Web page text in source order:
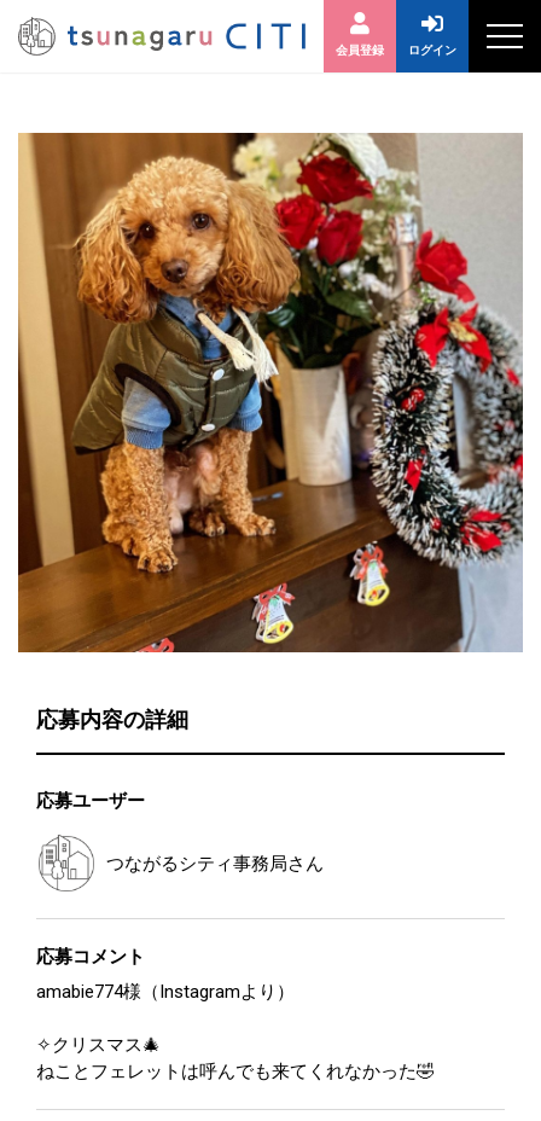
会員登録 ログイン
応募内容の詳細
応募ユーザー
つながるシティ事務局さん
応募コメント
amabie774様（Instagramより）
✧クリスマス🎄
ねことフェレットは呼んでも来てくれなかった🤣